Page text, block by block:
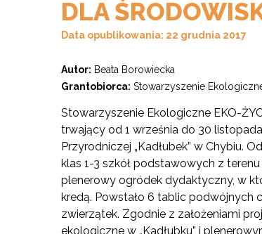
DLA
Data opublikowania: 22 grudnia 2017
Autor: Beata Borowiecka
Grantobiorca: Stowarzyszenie
Stowarzyszenie Ekologiczne EKO-
trwający od 1 września do 30
Przyrodniczej „Kadłubek” w Chybiu.
klas 1-3 szkół podstawowych z
plenerowy ogródek dydaktyczny, w
kredą. Powstało 6 tablic podwójnych
zwierzątek. Zgodnie z założeniami
ekologiczne w „Kadłubku” i